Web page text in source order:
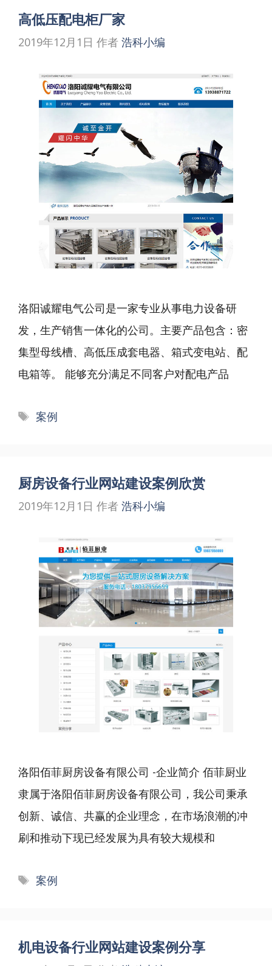
高低压配电柜厂家
2019年12月1日 作者 浩科小编
洛阳诚耀电气公司是一家专业从事电力设备研
发，生产销售一体化的公司。主要产品包含：密
集型母线槽、高低压成套电器、箱式变电站、配
电箱等。 能够充分满足不同客户对配电产品
标
案例
厨房设备行业网站建设案例欣赏
2019年12月1日 作者 浩科小编
洛阳佰菲厨房设备有限公司 -企业简介 佰菲厨业
隶属于洛阳佰菲厨房设备有限公司，我公司秉承
创新、诚信、共赢的企业理念，在市场浪潮的冲
刷和推动下现已经发展为具有较大规模和
标
案例
机电设备行业网站建设案例分享